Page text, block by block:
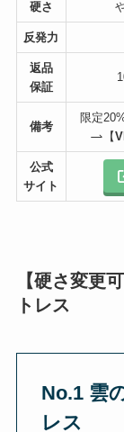
硬さ
反発力
返品
保証
備考
限定
【
公式
サイト
【硬さ変更
トレス
No.1 雲
レス